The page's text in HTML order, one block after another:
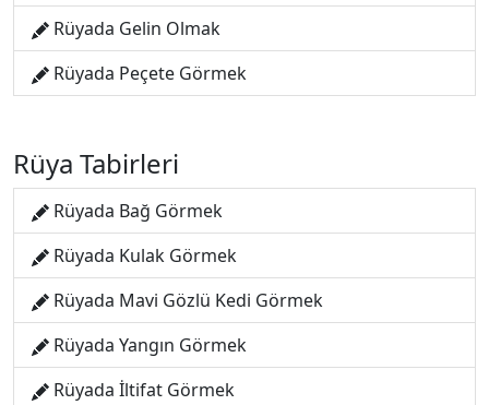
Rüyada Gelin Olmak
Rüyada Peçete Görmek
Rüya Tabirleri
Rüyada Bağ Görmek
Rüyada Kulak Görmek
Rüyada Mavi Gözlü Kedi Görmek
Rüyada Yangın Görmek
Rüyada İltifat Görmek